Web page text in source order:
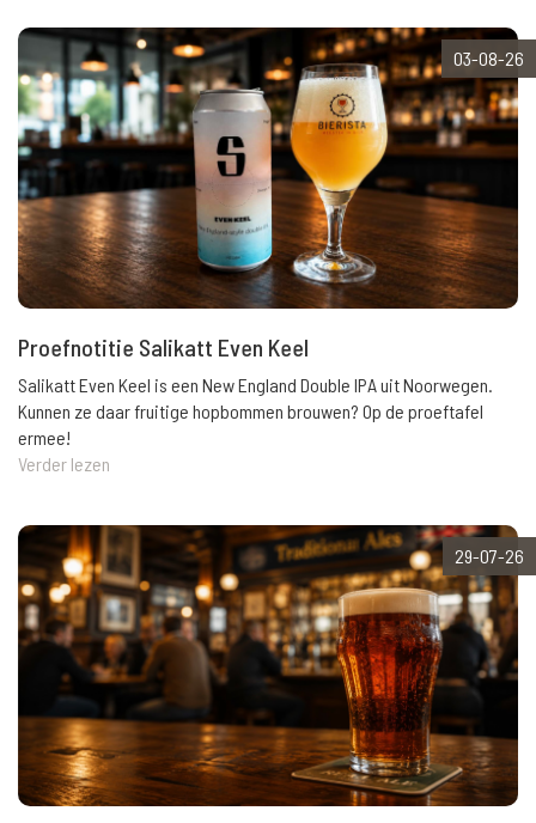
03-08-26
Proefnotitie Salikatt Even Keel
Salikatt Even Keel is een New England Double IPA uit Noorwegen.
Kunnen ze daar fruitige hopbommen brouwen? Op de proeftafel
ermee!
Verder lezen
29-07-26